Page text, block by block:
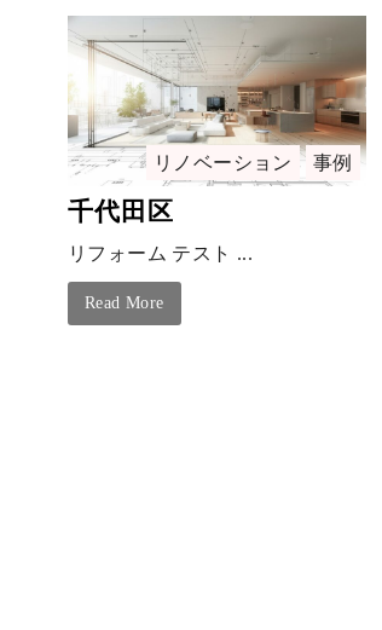
リノベーション 事例
千代田区
リフォーム テスト ...
Read More